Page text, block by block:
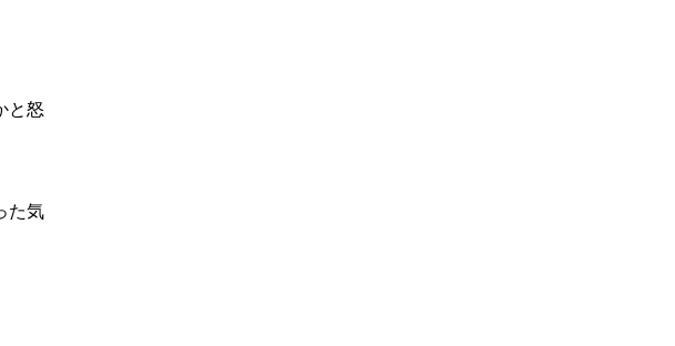
と怒
た気